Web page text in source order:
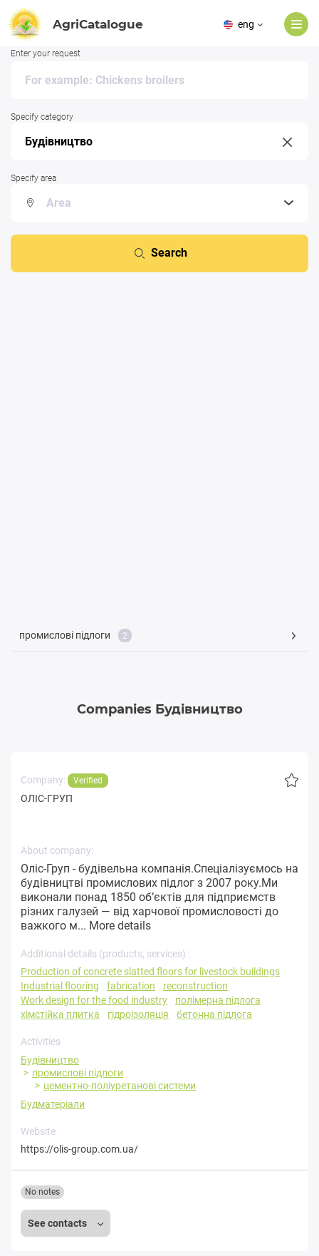
AgriCatalogue eng
Enter your request
Specify category
Specify area
Search
промислові підлоги 2
Companies Будівництво
Company: Verified
ОЛІС-ГРУП
About company:
Оліс-Груп - будівельна компанія.Спеціалізуємось на
будівництві промислових підлог з 2007 року.Ми
виконали понад 1850 об’єктів для підприємств
різних галузей — від харчової промисловості до
важкого м... More details
Additional details (products, services) :
Production of concrete slatted floors for livestock buildings
Industrial flooring
fabrication
reconstruction
Work design for the food industry
полімерна підлога
хімстійка плитка
гідроізоляція бетонна підлога
Activities
Будівництво
промислові підлоги
цементно-поліуретанові системи
Будматеріали
Website
https://olis-group.com.ua/
See contacts
No notes